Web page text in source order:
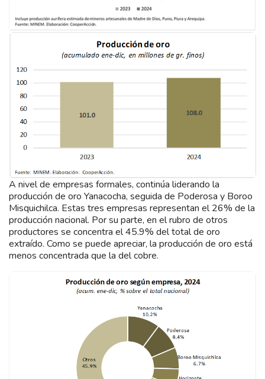
A nivel de empresas formales, continúa liderando la
producción de oro Yanacocha, seguida de Poderosa y Boroo
Misquichilca. Estas tres empresas representan el 26% de la
producción nacional. Por su parte, en el rubro de otros
productores se concentra el 45.9% del total de oro
extraído. Como se puede apreciar, la producción de oro está
menos concentrada que la del cobre.